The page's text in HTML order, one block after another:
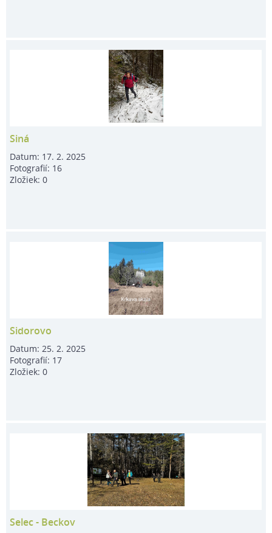
Siná
Datum: 17. 2. 2025
Fotografií: 16
Zložiek:0
Sidorovo
Datum: 25. 2. 2025
Fotografií: 17
Zložiek:0
Selec - Beckov